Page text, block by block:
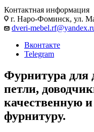
Контактная информация
г. Наро-Фоминск, ул.
dveri-
Вконтакте
Telegram
Фурнитура для
петли,
качественную
фурнитуру.